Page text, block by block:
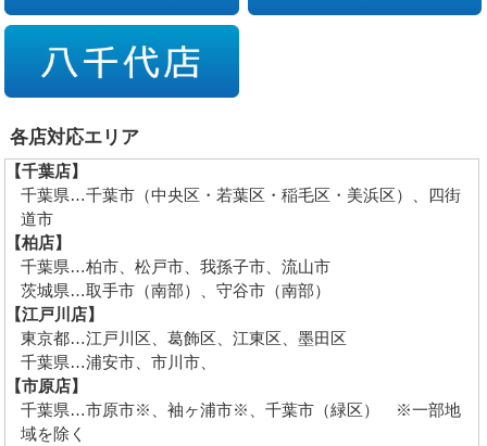
各店対応エリア
【千葉店】
千葉県…千葉市（中央区・若葉区・稲毛区・美浜区）、四街
道市
【柏店】
千葉県…柏市、松戸市、我孫子市、流山市
茨城県…取手市（南部）、守谷市（南部）
【江戸川店】
東京都…江戸川区、葛飾区、江東区、墨田区
千葉県…浦安市、市川市、
【市原店】
千葉県…市原市※、袖ヶ浦市※、千葉市（緑区） ※一部地
域を除く